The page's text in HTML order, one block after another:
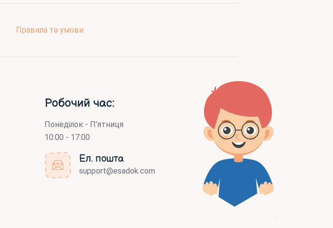
Правила та умови
Робочий час:
Понеділок - П’ятниця
10:00 - 17:00
Ел. пошта
support@esadok.com